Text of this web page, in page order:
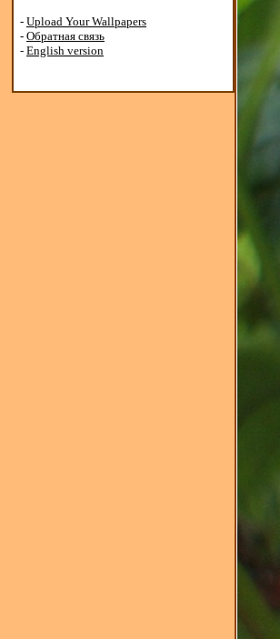
- Upload Your Wallpapers
- Обратная связь
- English version